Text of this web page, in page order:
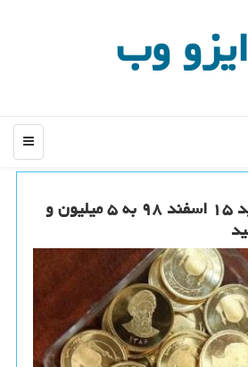
ایزو وب
منو
قیمت سكه طرح جدید ۱۵ اسفند ۹۸ به ۵ میلیون و